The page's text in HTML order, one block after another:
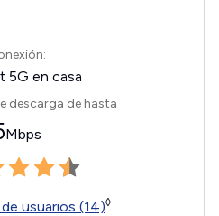
5G en casa
descarga de hasta
Mbps
usuarios (14)◊